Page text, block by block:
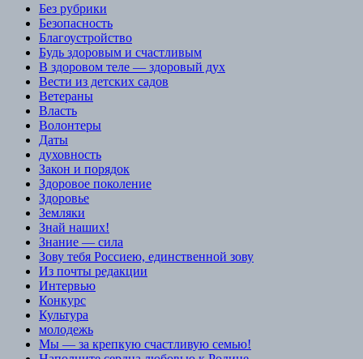
Без рубрики
Безопасность
Благоустройство
Будь здоровым и счастливым
В здоровом теле — здоровый дух
Вести из детских садов
Ветераны
Власть
Волонтеры
Даты
духовность
Закон и порядок
Здоровое поколение
Здоровье
Земляки
Знай наших!
Знание — сила
Зову тебя Россиею, единственной зову
Из почты редакции
Интервью
Конкурс
Культура
молодежь
Мы — за крепкую счастливую семью!